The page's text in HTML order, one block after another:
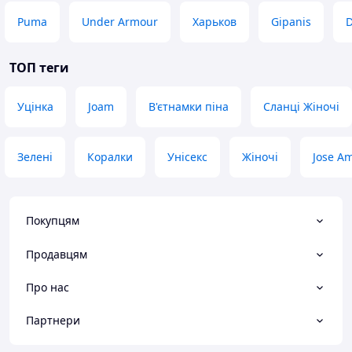
Пишіть, телефонуйте, відповім на всі
питання.
Puma Under Armour Харьков Gipanis
ТОП теги
Уцінка Joam В'єтнамки піна Сланці Жіночі
Зелені Коралки Унісекс Жіночі Jose
Покупцям
Продавцям
Про нас
Партнери